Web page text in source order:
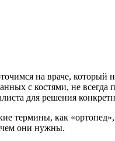
на враче, который
с костями, не
для решения
термины, как
они нужны.